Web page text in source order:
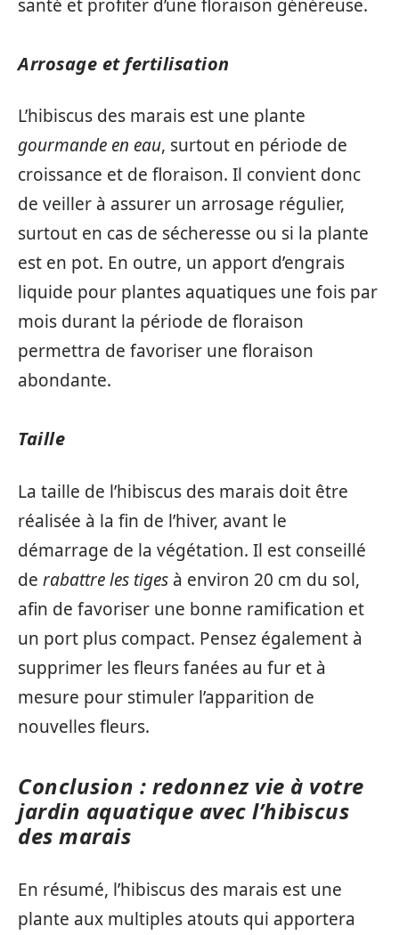
santé et profiter d’une floraison généreuse.
Arrosage et fertilisation
L’hibiscus des marais est une plante
gourmande en eau, surtout en période de
croissance et de floraison. Il convient donc
de veiller à assurer un arrosage régulier,
surtout en cas de sécheresse ou si la plante
est en pot. En outre, un apport d’engrais
liquide pour plantes aquatiques une fois par
mois durant la période de floraison
permettra de favoriser une floraison
abondante.
Taille
La taille de l’hibiscus des marais doit être
réalisée à la fin de l’hiver, avant le
démarrage de la végétation. Il est conseillé
de rabattre les tiges à environ 20 cm du sol,
afin de favoriser une bonne ramification et
un port plus compact. Pensez également à
supprimer les fleurs fanées au fur et à
mesure pour stimuler l’apparition de
nouvelles fleurs.
Conclusion : redonnez vie à votre
jardin aquatique avec l’hibiscus
des marais
En résumé, l’hibiscus des marais est une
plante aux multiples atouts qui apportera